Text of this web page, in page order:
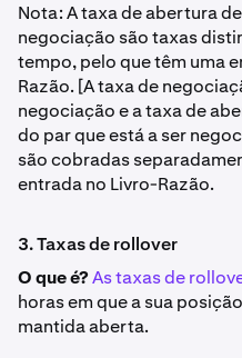
Nota: A taxa de abertura
negociação são taxas
tempo, pelo que têm uma
Razão. [A taxa de
negociação e a taxa de
do par que está a ser
são cobradas
entrada no Livro-Razão.
3. Taxas de rollover
O que é?As taxas de
horas em que a sua
mantida aberta.